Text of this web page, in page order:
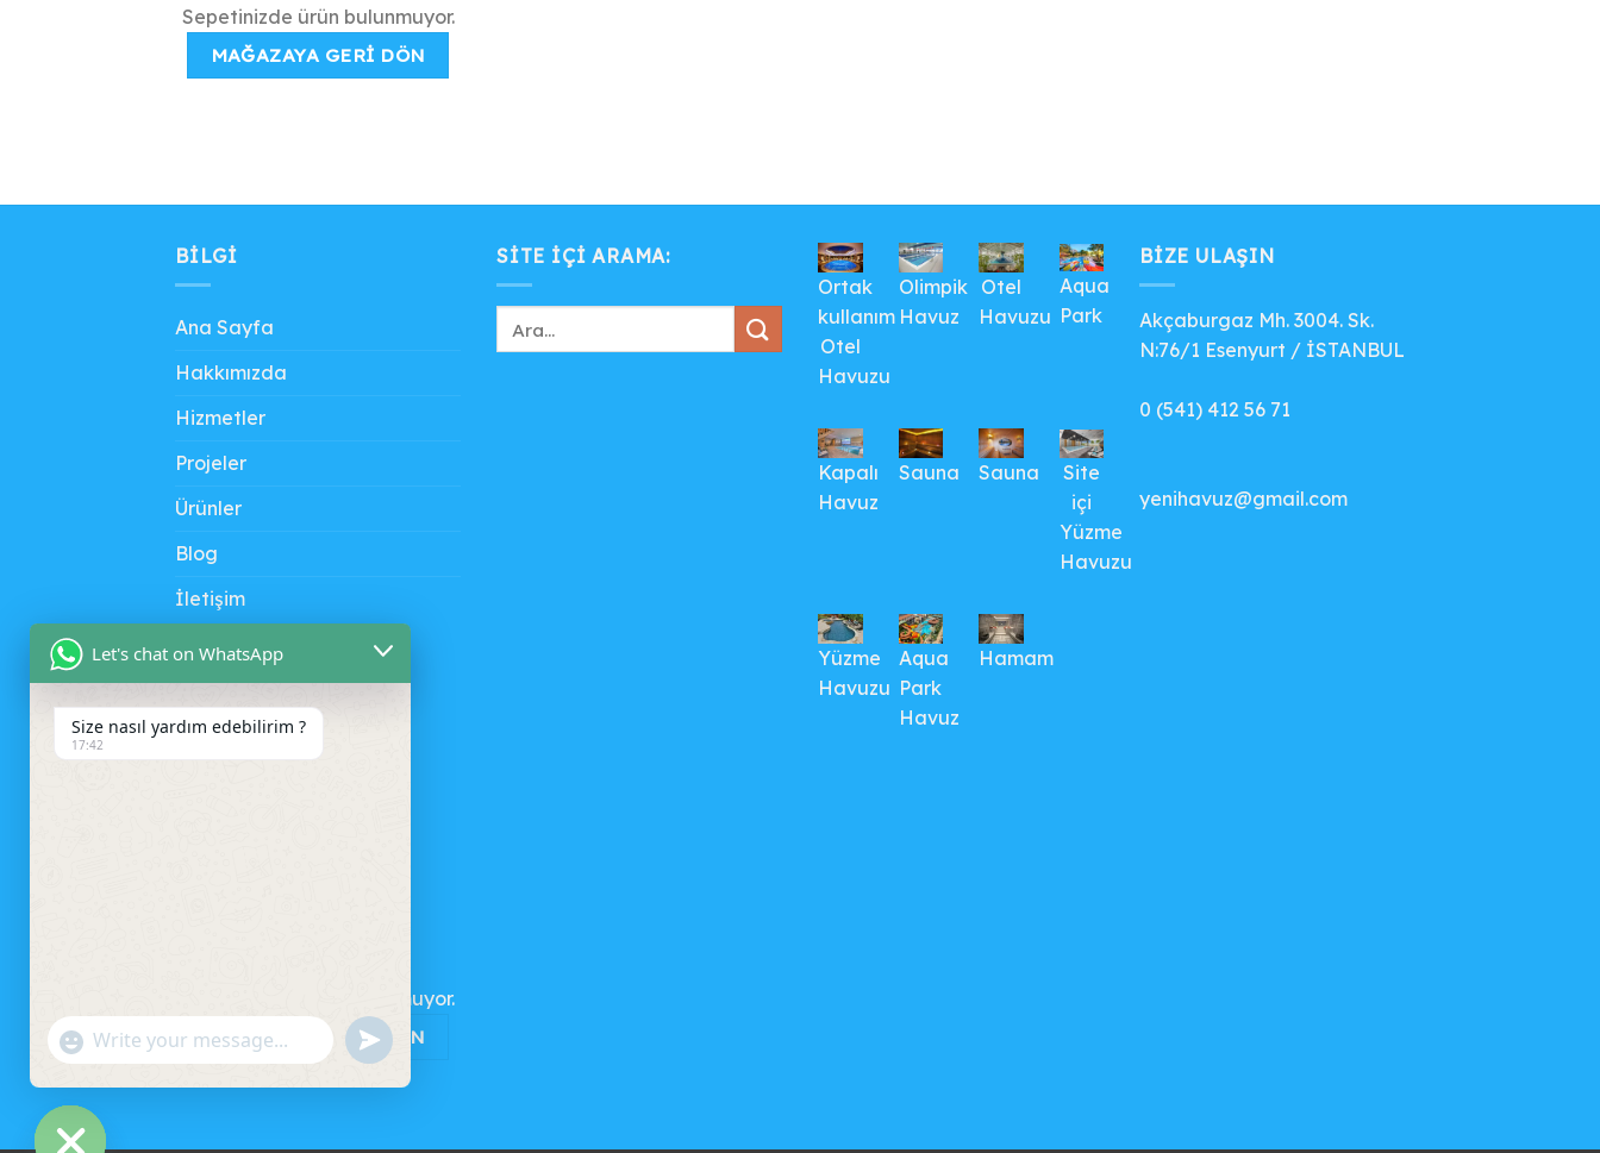
Sepetinizde ürün bulunmuyor.
MAĞAZAYA GERI DÖN
BILGI
Ana Sayfa
Hakkımızda
Hizmetler
Projeler
Ürünler
Blog
İletişim
SITE IÇI ARAMA:
Ortak
kullanım
Otel
Havuzu
Olimpik
Havuz
Otel
Havuzu
Aqua
Park
Kapalı
Havuz
Sauna Sauna
Site
içi
Yüzme
Havuzu
Yüzme
Havuzu
Aqua
Park
Havuz
Hamam
BIZE ULAŞIN
Akçaburgaz Mh. 3004. Sk.
N:76/1 Esenyurt / İSTANBUL
0 (541) 412 56 71
yenihavuz@gmail.com
Sepetinizde ürün bulunmuyor.
MAĞAZAYA GERI DÖN
Let's chat on WhatsApp
Size nasıl yardım edebilirim ?
17:42
"+CHATY_SETTINGS.LANG.EMOJI_PICKER+"
WhatsApp
UNDEFINED